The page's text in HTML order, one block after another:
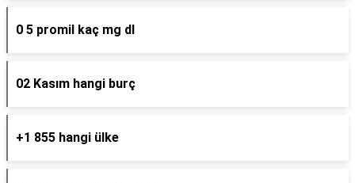
0 5 promil kaç mg dl
02 Kasım hangi burç
+1 855 hangi ülke